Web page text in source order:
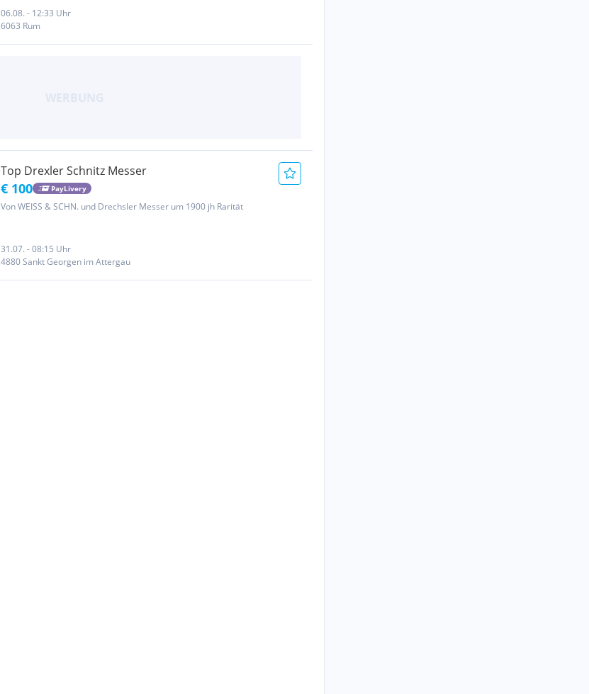
Beleuchtung (LED-Ring),...
06.08. - 12:33 Uhr
6063 Rum
Top Drexler Schnitz Messer
€ 100 PayLivery
Von WEISS & SCHN. und Drechsler Messer um 1900 jh Rarität
31.07. - 08:15 Uhr
4880 Sankt Georgen im Attergau